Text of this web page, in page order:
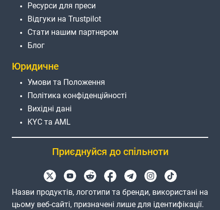
Ресурси для преси
Відгуки на Trustpilot
Стати нашим партнером
Блог
Юридичне
Умови та Положення
Політика конфіденційності
Вихідні дані
KYC та AML
Приєднуйся до спільноти
Назви продуктів, логотипи та бренди, використані на
цьому веб-сайті, призначені лише для ідентифікації.